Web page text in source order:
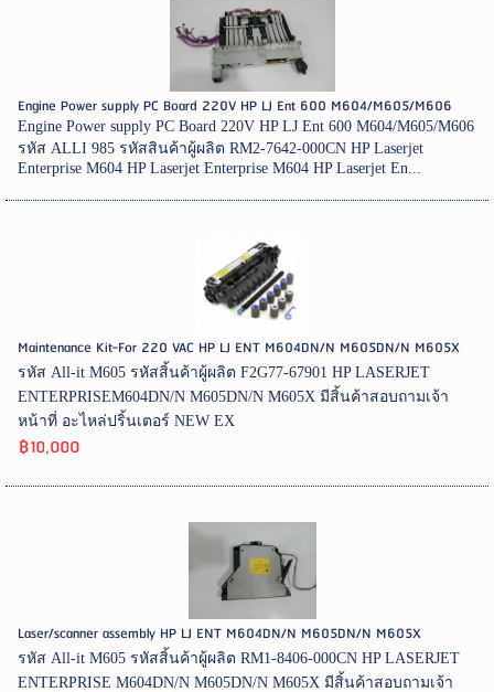
Engine Power supply PC Board 220V HP LJ Ent 600 M604/M605/M606
Engine Power supply PC Board 220V HP LJ Ent 600 M604/M605/M606
รหัส ALLI 985 รหัสสินค้าผู้ผลิต RM2-7642-000CN HP Laserjet
Enterprise M604 HP Laserjet Enterprise M604 HP Laserjet En...
Maintenance Kit-For 220 VAC HP LJ ENT M604DN/N M605DN/N M605X
รหัส All-it M605 รหัสสิ้นค้าผู้ผลิต F2G77-67901 HP LASERJET
ENTERPRISEM604DN/N M605DN/N M605X มีสิ้นค้าสอบถามเจ้า
หน้าที่ อะไหล่ปริ้นเตอร์ NEW EX
฿10,000
Laser/scanner assembly HP LJ ENT M604DN/N M605DN/N M605X
รหัส All-it M605 รหัสสิ้นค้าผู้ผลิต RM1-8406-000CN HP LASERJET
ENTERPRISE M604DN/N M605DN/N M605X มีสิ้นค้าสอบถามเจ้า